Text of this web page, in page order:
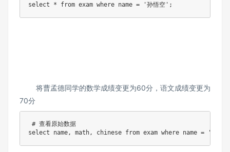
select * from exam where name = '孙悟空';
将曹孟德同学的数学成绩变更为60分，语文成绩变更为
70分
# 查看原始数据
select name, math, chinese from exam where name = '曹孟